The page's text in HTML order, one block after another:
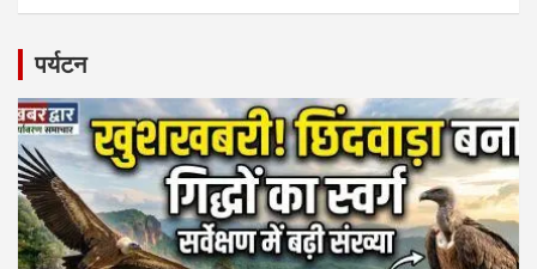
b
o
o
k
A
p
p
पर्यटन